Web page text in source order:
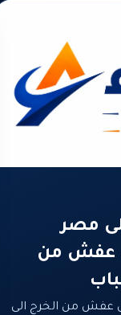
مصر
نقل عفش من
عفش من الخرج الى